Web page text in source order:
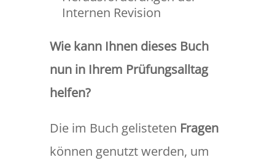
Internen Revision
Wie kann Ihnen dieses Buch
nun in Ihrem Prüfungsalltag
helfen?
Die im Buch gelisteten Fragen
können genutzt werden, um